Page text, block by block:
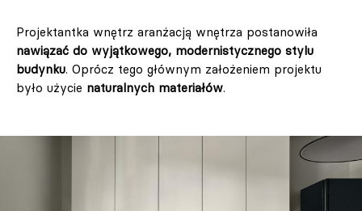
Projektantka wnętrz aranżacją wnętrza postanowiła
nawiązać do wyjątkowego, modernistycznego stylu
budynku. Oprócz tego głównym założeniem projektu
było użycie naturalnych materiałów.